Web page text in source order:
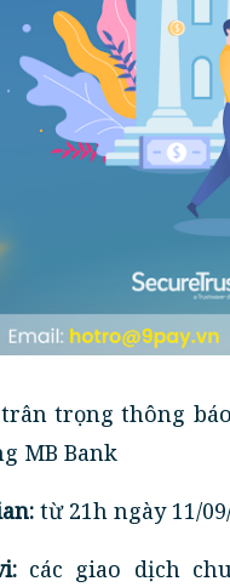
trân trọng thông
MB Bank
từ 21h ngày 11/
các giao dịch